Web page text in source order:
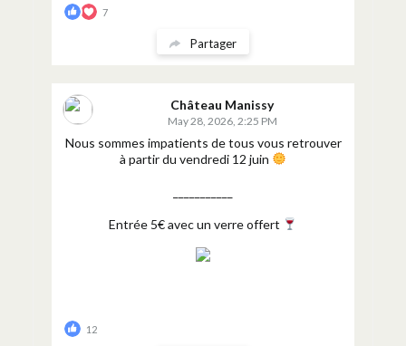
7
Partager
Château Manissy
May 28, 2026, 2:25 PM
Nous sommes impatients de tous vous retrouver
à partir du vendredi 12 juin
Entrée 5€ avec un verre offert
12